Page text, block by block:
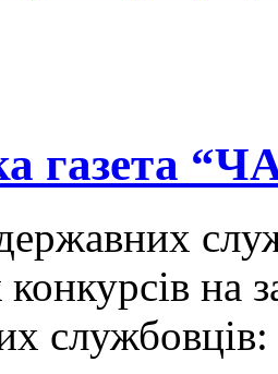
газета
конкурсів на
службовців: